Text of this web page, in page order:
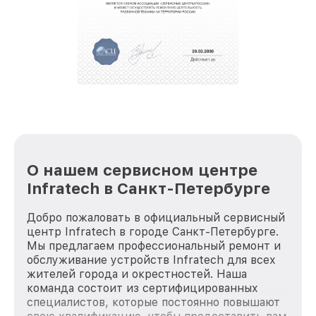
обеспечат доставку устройств в сервис в
За годы своей деятельности мы получали только
положительные отзывы и обрели отличную
стараемся каждый день делать наш сервис еще
О нашем сервисном центре
Infratech в Санкт-Петербурге
Добро пожаловать в официальный сервисный
центр Infratech в городе Санкт-Петербурге.
Мы предлагаем профессиональный ремонт и
обслуживание устройств Infratech для всех
жителей города и окрестностей. Наша
команда состоит из сертифицированных
специалистов, которые постоянно повышают